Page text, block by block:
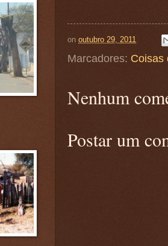
on outubro 29, 2011
Marcadores: Coisas
Nenhum
Postar um